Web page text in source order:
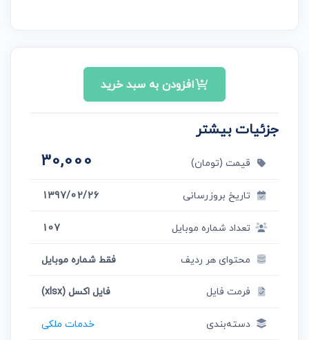
افزودن به سبد خرید
جزئیات بیشتر
قیمت (تومان) 30,000
تاریخ بروزرسانی
1397/02/26
تعداد شماره موبایل
107
محتوای هر ردیف
فقط شماره موبایل
فرمت فایل
فایل اکسل (xlsx)
دسته‌بندی
خدمات ملکی